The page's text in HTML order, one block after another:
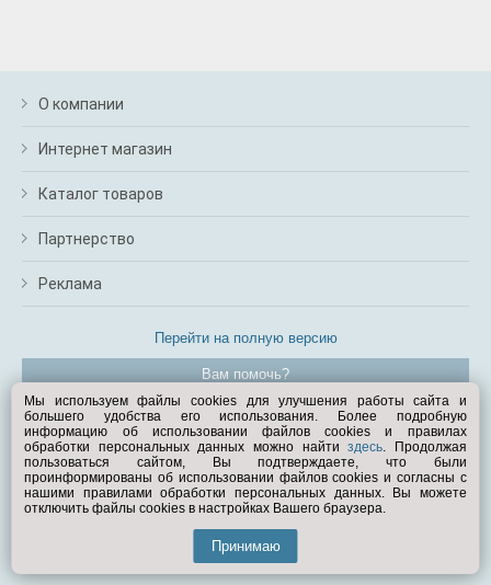
О компании
Интернет магазин
Каталог товаров
Партнерство
Реклама
Перейти на полную версию
Вам помочь?
© Exist.ru 1998—2026
Мы используем файлы cookies для улучшения работы сайта и
большего удобства его использования. Более подробную
информацию об использовании файлов cookies и правилах
обработки персональных данных можно найтиздесь. Продолжая
пользоваться сайтом, Вы подтверждаете, что были
проинформированы об использовании файлов cookies и согласны с
нашими правилами обработки персональных данных. Вы можете
отключить файлы cookies в настройках Вашего браузера.
Принимаю